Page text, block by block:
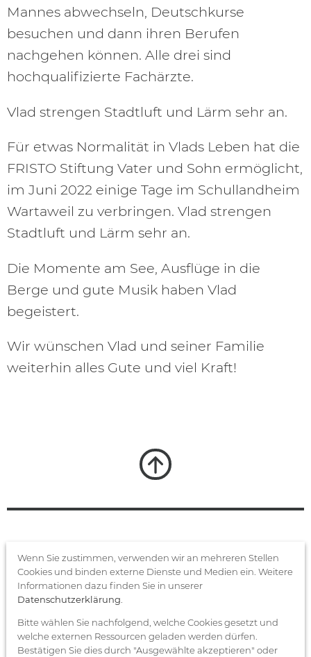
Mannes abwechseln, Deutschkurse
besuchen und dann ihren Berufen
nachgehen können. Alle drei sind
hochqualifizierte Fachärzte.
Vlad strengen Stadtluft und Lärm sehr an.
Für etwas Normalität in Vlads Leben hat die
FRISTO Stiftung Vater und Sohn ermöglicht,
im Juni 2022 einige Tage im Schullandheim
Wartaweil zu verbringen. Vlad strengen
Stadtluft und Lärm sehr an.
Die Momente am See, Ausflüge in die
Berge und gute Musik haben Vlad
begeistert.
Wir wünschen Vlad und seiner Familie
weiterhin alles Gute und viel Kraft!
gemeinnützige Unternehmens­
trägerstiftung
Datenschutz­erklärung
Wenn Sie zustimmen, verwenden wir an mehreren Stellen
Cookies und binden externe Dienste und Medien ein. Weitere
Informationen dazu finden Sie in unserer
Datenschutzerklärung
Bitte wählen Sie nachfolgend, welche Cookies gesetzt und
welche externen Ressourcen geladen werden dürfen.
Bestätigen Sie dies durch "Ausgewählte akzeptieren" oder